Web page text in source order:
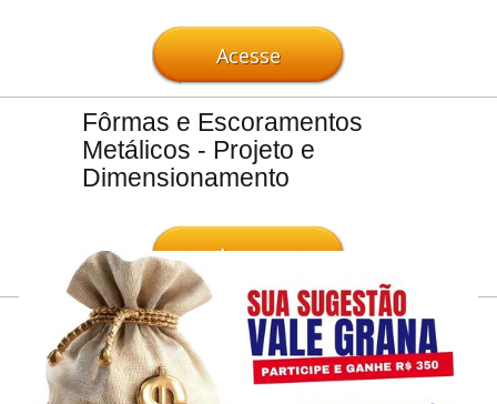
Acesse
Fôrmas e Escoramentos
Metálicos - Projeto e
Dimensionamento
Acesse
Fundações - Projeto e
Execução